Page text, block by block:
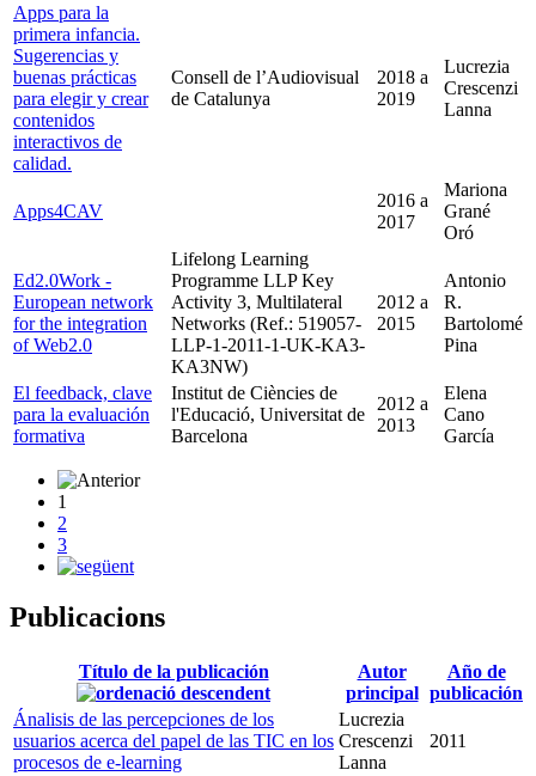
Apps para la
primera infancia.
Sugerencias y
buenas prácticas
para elegir y crear
contenidos
interactivos de
calidad.
Consell de l’Audiovisual
de Catalunya
2018 a
2019
Lucrezia
Crescenzi
Lanna
Apps4CAV
2016 a
2017
Mariona
Grané
Oró
Ed2.0Work -
European network
for the integration
of Web2.0
Lifelong Learning
Programme LLP Key
Activity 3, Multilateral
Networks (Ref.: 519057-
LLP-1-2011-1-UK-KA3-
KA3NW)
2012 a
2015
Antonio
R.
Bartolomé
Pina
El feedback, clave
para la evaluación
formativa
Institut de Ciències de
l'Educació, Universitat de
Barcelona
2012 a
2013
Elena
Cano
García
1
2
3
Publicacions
Título de la publicación
Autor
principal
Año de
publicación
Ánalisis de las percepciones de los
usuarios acerca del papel de las TIC en los
procesos de e-learning
Lucrezia
Crescenzi
Lanna
2011